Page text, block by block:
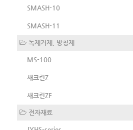
SMASH-10
SMASH-11
녹제거제, 방청제
MS-100
새크린Z
새크린ZF
전자재료